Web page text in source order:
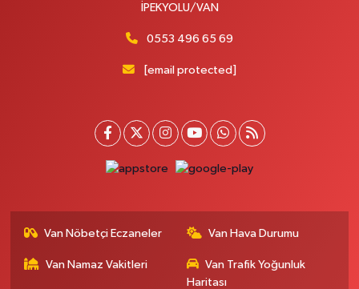
Mahmudiye Mahallesi, Atatürk Caddesi No:29 D Özalp Van
İstasyon Mahallesi, Terminal Caddesi No:17 A Tuşba Van
0 (501) 155 62 65 Yol Tarifi Al
0 (432) 504 08 04 Yol Tarifi Al
İPEKYOLU/VAN
0553 496 65 69
[email protected]
Van Nöbetçi Eczaneler Van Hava Durumu
Van Namaz Vakitleri
Van Trafik Yoğunluk
Haritası